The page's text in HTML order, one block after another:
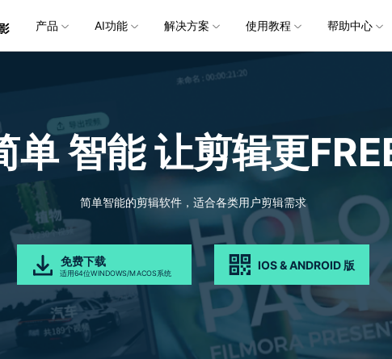
利器
维导图软件
文档创意
万兴PDF
秒会的全能PDF编辑神器
万兴HiPDF
一站式在线PDF解决方案
万兴恢复专家
简单高效的数据管理软件
万兴易修
视频/照片修复一站式解决方案
企服务
商
案例
数字文档
创意绘图
视频创意
行业应用
交通运输
金融&银行
教育
新闻中心
新闻动态
关于万兴
社会责任
投资者关系
供应商合作
加入我们 帮助中心
产品
版本
本
版本
版本
视频
关键帧
NEW
平面追踪 NEW
音频
高光卡点
音频闪避
音视频同步
文本
文字路径动
文字动画
花字与标题
发现更多功能 >
AI功能
效
能工具 >
AI 文本转视频 NEW
AI 图生视频 NEW
AI 绘画
AI 视频续写 NEW
AI 生成音效 NEW
文字转语音
AI 音乐生成
免费下载
解决方案
，提升团队协作效率，全
创作过程
党政宣传
快速打造高级大气的党政宣传片
轻松制作有颜有料的知识教程
新闻传媒
一键输出专业精良的资讯报道
电商运营
批量生产高转化率的带货营销视频
自媒体创作
快人一步剪辑高流量的爆款视频
万兴喵影鸿蒙版
使用教程
视娱乐
乐剪辑
影视制作
游戏电竞
教育培训
学校教育
企业培训
节日庆典
婚礼视频
生日聚会
广告宣传
日常视频
生活Vlog
视频
跟着
玩转
喵影
提供
课程
帮助中心
常见问题
排除产品使用故障
设备支持
了解支持的系统、CPU和GPU信息
产品社区
在线社区，与产品经理 1 v 1
版本日志
了解最新迭代信息，体验最新功能
了解AI 积分消耗规则
授权说明
万兴素材
免费下载
单 智能让剪辑更
简单智能的剪辑软件，适合各类用户剪辑需求
免费下载
适用64位WINDOWS/MACOS系统
IOS & ANDROID 版